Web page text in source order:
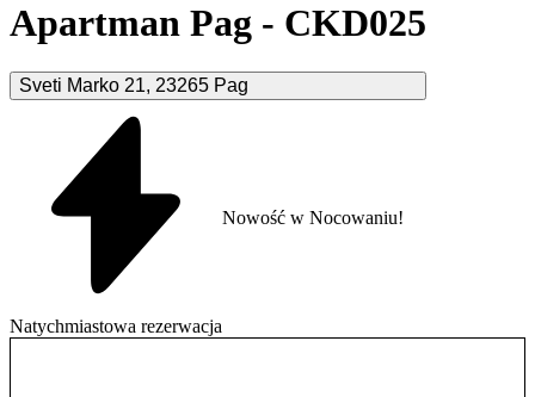
Apartman Pag - CKD025
Sveti Marko 21, 23265 Pag
Natychmiastowa rezerwacja
Nowość w Nocowaniu!